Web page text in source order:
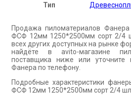
Тип
Продажа пиломатериалов
ФСФ 12мм 1250*2500мм сорт 2/4
всех других доступных на рынке
найдёте в avito-магазине
поставщика ниже или уточните
Фанера по телефону.
Подробные характеристики
ФСФ 12мм 1250*2500мм сорт 2/4